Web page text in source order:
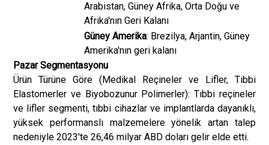
Arabistan, Güney Afrika, Orta Doğu ve
Afrika'nın Geri Kalanı
Güney Amerika: Brezilya, Arjantin, Güney
Amerika'nın geri kalanı
Pazar Segmentasyonu
Ürün Türüne Göre (Medikal Reçineler ve Lifler, Tıbbi
Elastomerler ve Biyobozunur Polimerler): Tıbbi reçineler
ve lifler segmenti, tıbbi cihazlar ve implantlarda dayanıklı,
yüksek performanslı malzemelere yönelik artan talep
nedeniyle 2023'te 26,46 milyar ABD doları gelir elde etti.